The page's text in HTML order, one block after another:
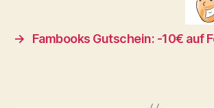
→ Fambooks Gutschein: -10€ auf